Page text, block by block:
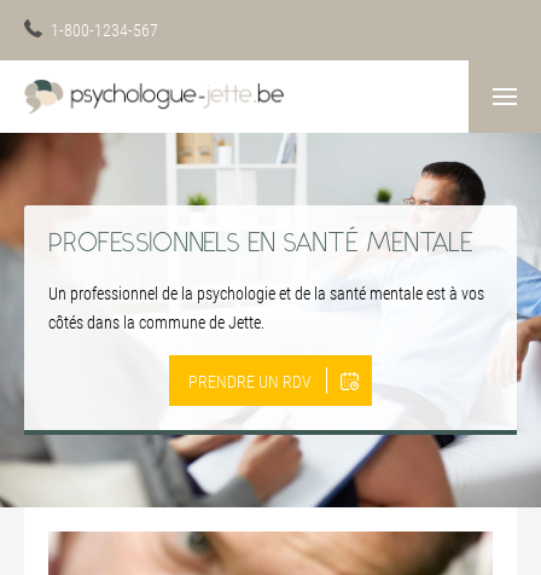
1-800-1234-567
PROFESSIONNELS EN SANTÉ MENTALE
Un professionnel de la psychologie et de la santé mentale est à vos
côtés dans la commune de Jette.
PRENDRE UN RDV